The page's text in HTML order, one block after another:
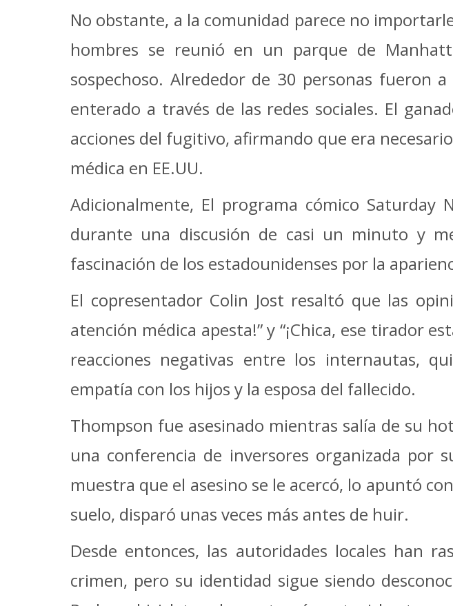
No obstante, a la comunidad parece no
hombres se reunió en un parque de
sospechoso. Alrededor de 30 personas fueron
enterado a través de las redes sociales. El
acciones del fugitivo, afirmando que era
médica en EE.UU.
Adicionalmente, El programa cómico Saturday
durante una discusión de casi un minuto y
fascinación de los estadounidenses por la
El copresentador Colin Jost resaltó que las
atención médica apesta!” y “¡Chica, ese tirador
reacciones negativas entre los internautas,
empatía con los hijos y la esposa del fallecido.
Thompson fue asesinado mientras salía de su
una conferencia de inversores organizada por
muestra que el asesino se le acercó, lo apuntó
suelo, disparó unas veces más antes de huir.
Desde entonces, las autoridades locales han
crimen, pero su identidad sigue siendo